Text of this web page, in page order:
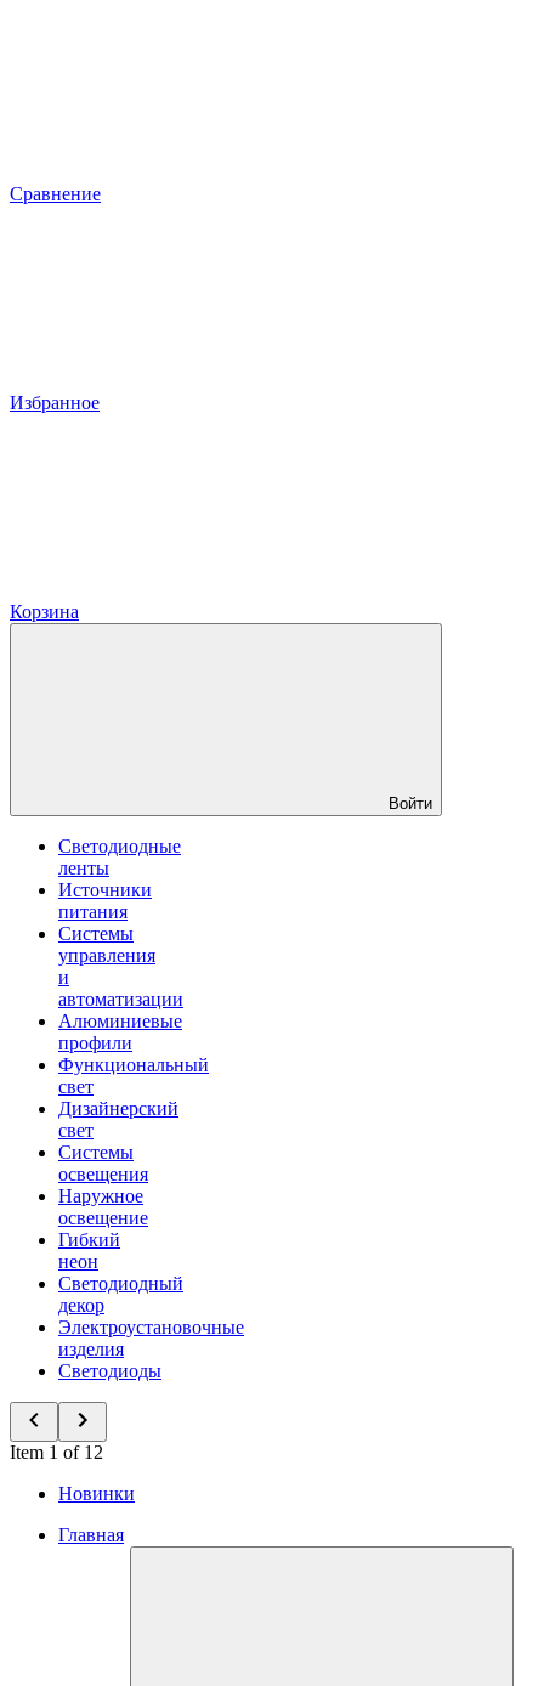
Сравнение
Избранное
Корзина
Войти
Светодиодные
ленты
Источники
питания
Системы
управления
и
автоматизации
Алюминиевые
профили
Функциональный
свет
Дизайнерский
свет
Системы
освещения
Наружное
освещение
Гибкий
неон
Светодиодный
декор
Электроустановочные
изделия
Светодиоды
Item 1 of 12
Новинки
Главная